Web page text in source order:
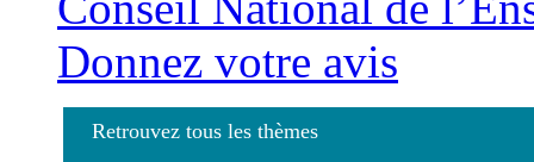
Donnez votre avis
Retrouvez tous les thèmes